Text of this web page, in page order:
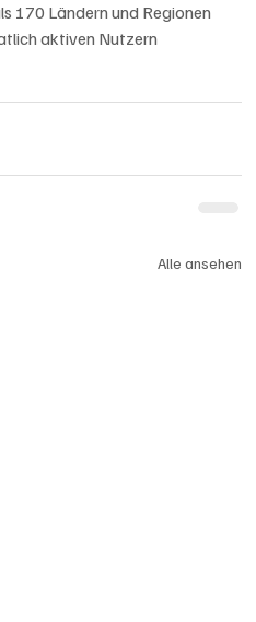
170 Ländern und Regionen
aktiven Nutzern
Alle ansehen